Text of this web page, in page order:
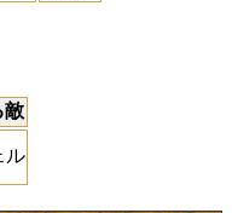
敵
ル